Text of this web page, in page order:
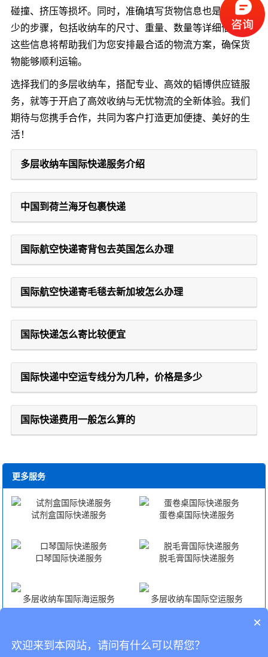
碰撞、挤压等损坏。同时，准确填写货物信息也是必不可
少的步骤，包括收纳车的尺寸、重量、数量等详细信息，
这些信息将帮助我们为您安排最合适的物流方案，确保货
物能够顺利运输。
选择我们的多层收纳车，搭配专业、高效的韬博供应链服
务，就等于开启了高效收纳与无忧物流的全新体验。我们
期待与您携手合作，共同为客户打造更加便捷、美好的生
活！
多层收纳车国际快递服务介绍
中国到荷兰海牙包裹快递
国际航空快递寄背包去英国怎么办理
国际航空快递寄毛毯去新加坡怎么办理
国际快递怎么寄比较便宜
国际快递中空运专线分为几种，价格是多少
国际快递费用一般怎么算的
更多服务
试剂盒国际快递服务 蛋卷桌国际快递服务
口琴国际快递服务 脱毛膏国际快递服务
多层收纳车国际海运服务 多层收纳车国际空运服务
多层收纳车海外仓一件代发 多层收纳车FBA头程
×
欢迎来到本网站，请问有什么可以帮您？